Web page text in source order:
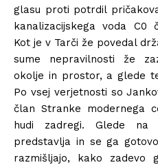
glasu proti potrdil
kanalizacijskega voda C0
Kot je v Tarči že povedal
sume nepravilnosti že
okolje in prostor, a glede
Po vsej verjetnosti so
član Stranke modernega
hudi zadregi. Glede
predstavlja in se ga
razmišljajo, kako zadevo